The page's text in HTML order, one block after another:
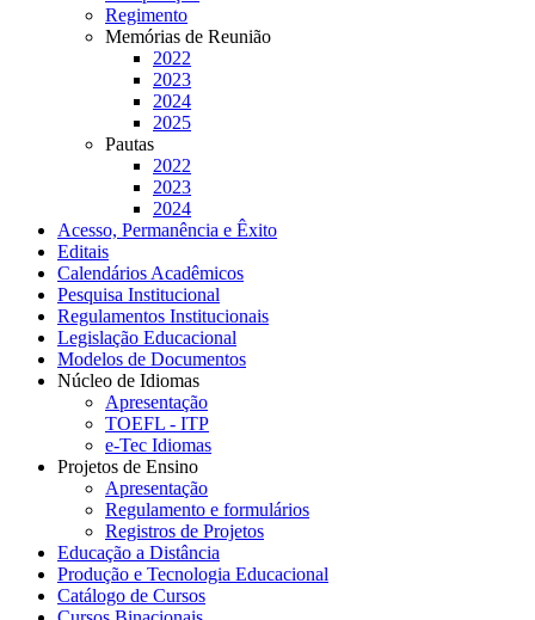
Regimento
Memórias de Reunião
2022
2023
2024
2025
Pautas
2022
2023
2024
Acesso, Permanência e Êxito
Editais
Calendários Acadêmicos
Pesquisa Institucional
Regulamentos Institucionais
Legislação Educacional
Modelos de Documentos
Núcleo de Idiomas
Apresentação
TOEFL - ITP
e-Tec Idiomas
Projetos de Ensino
Apresentação
Regulamento e formulários
Registros de Projetos
Educação a Distância
Produção e Tecnologia Educacional
Catálogo de Cursos